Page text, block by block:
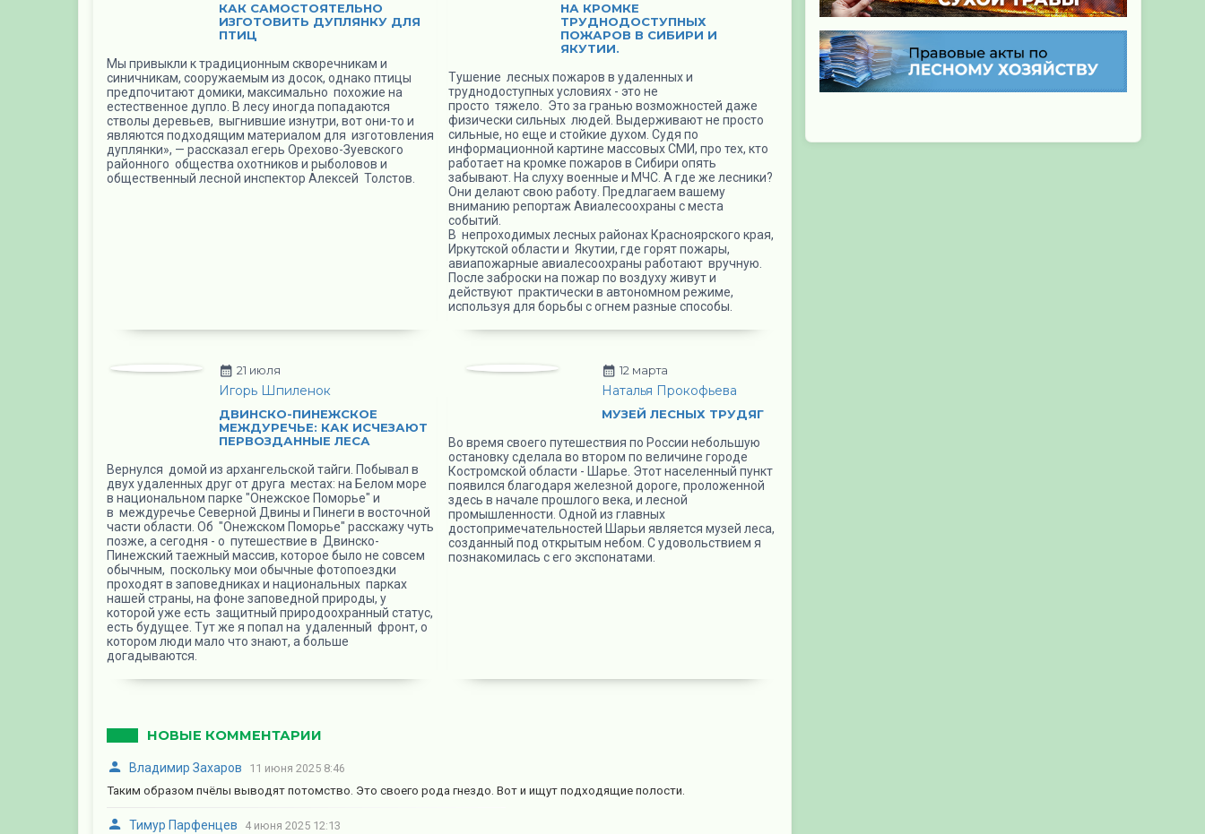
КАК САМОСТОЯТЕЛЬНО
ИЗГОТОВИТЬ ДУПЛЯНКУ ДЛЯ
ПТИЦ
Мы привыкли к традиционным скворечникам и
синичникам, сооружаемым из досок, однако птицы
предпочитают домики, максимально похожие на
естественное дупло. В лесу иногда попадаются
стволы деревьев, выгнившие изнутри, вот они-то и
являются подходящим материалом для изготовления
дуплянки», — рассказал егерь Орехово-Зуевского
районного общества охотников и рыболовов и
общественный лесной инспектор Алексей Толстов.
НА КРОМКЕ
ТРУДНОДОСТУПНЫХ
ПОЖАРОВ В СИБИРИ И
ЯКУТИИ.
Тушение лесных пожаров в удаленных и
труднодоступных условиях - это не
просто тяжело. Это за гранью возможностей даже
физически сильных людей. Выдерживают не просто
сильные, но еще и стойкие духом. Судя по
информационной картине массовых СМИ, про тех, кто
работает на кромке пожаров в Сибири опять
забывают. На слуху военные и МЧС. А где же лесники?
Они делают свою работу. Предлагаем вашему
вниманию репортаж Авиалесоохраны с места
событий.
В непроходимых лесных районах Красноярского края,
Иркутской области и Якутии, где горят пожары,
авиапожарные авиалесоохраны работают вручную.
После заброски на пожар по воздуху живут и
действуют практически в автономном режиме,
используя для борьбы с огнем разные способы.
21 июля
Игорь Шпиленок
ДВИНСКО-ПИНЕЖСКОЕ
МЕЖДУРЕЧЬЕ: КАК ИСЧЕЗАЮТ
ПЕРВОЗДАННЫЕ ЛЕСА
Вернулся домой из архангельской тайги. Побывал в
двух удаленных друг от друга местах: на Белом море
в национальном парке "Онежское Поморье" и
в междуречье Северной Двины и Пинеги в восточной
части области. Об "Онежском Поморье" расскажу чуть
позже, а сегодня - о путешествие в Двинско-
Пинежский таежный массив, которое было не совсем
обычным, поскольку мои обычные фотопоездки
проходят в заповедниках и национальных парках
нашей страны, на фоне заповедной природы, у
которой уже есть защитный природоохранный статус,
есть будущее. Тут же я попал на удаленный фронт, о
котором люди мало что знают, а больше
догадываются.
12 марта
Наталья Прокофьева
МУЗЕЙ ЛЕСНЫХ ТРУДЯГ
Во время своего путешествия по России небольшую
остановку сделала во втором по величине городе
Костромской области - Шарье. Этот населенный пункт
появился благодаря железной дороге, проложенной
здесь в начале прошлого века, и лесной
промышленности. Одной из главных
достопримечательностей Шарьи является музей леса,
созданный под открытым небом. С удовольствием я
познакомилась с его экспонатами.
НОВЫЕ КОММЕНТАРИИ
Владимир Захаров
11 июня 2025 8:46
Таким образом пчёлы выводят потомство. Это своего рода гнездо. Вот и ищут подходящие полости.
Тимур Парфенцев
4 июня 2025 12:13